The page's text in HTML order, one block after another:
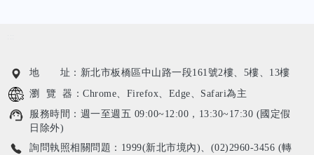
地 址：新北市板橋區中山路一段161號2樓、5樓、13樓
瀏 覽 器：Chrome、Firefox、Edge、Safari為主
服務時間：週一至週五 09:00~12:00，13:30~17:30 (國定假
日除外)
詢問執照相關問題：1999(新北市境內)、(02)2960-3456 (轉